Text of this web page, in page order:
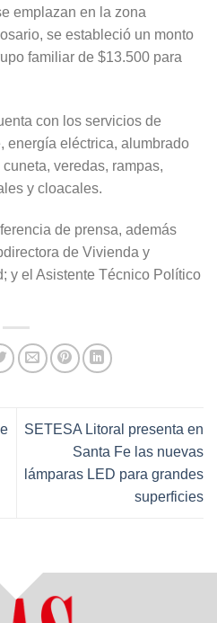
emplazan en la zona
se estableció un monto
familiar de $13.500 para
con los servicios de
energía eléctrica, alumbrado
veredas, rampas,
y cloacales.
de prensa, además
de Vivienda y
y el Asistente Técnico Político
SETESA Litoral presenta en
Santa Fe las nuevas
lámparas LED para grandes
superficies